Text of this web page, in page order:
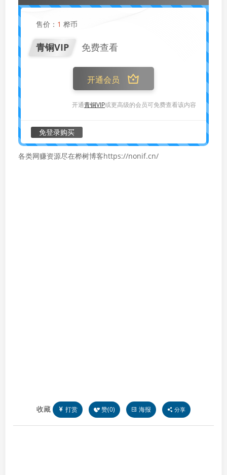
售价： 1 桦币
青铜VIP 免费查看
开通会员
开通青铜VIP或更高级的会员可免费查看该内容
免登录购买
各类网赚资源尽在桦树博客https://nonif.cn/
收藏 打赏 赞(0) 海报 分享